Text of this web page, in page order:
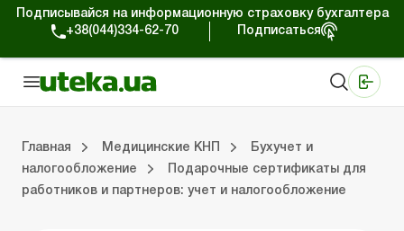
Подписывайся на информационную страховку бухгалтера
+38(044)334-62-70
Подписаться
Главная Медицинские КНП
Бухучет и
налогообложение
Подарочные сертификаты для
работников и партнеров: учет и налогообложение